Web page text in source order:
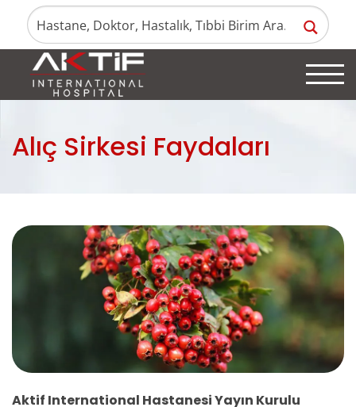
Alıç Sirkesi Faydaları
Aktif International Hastanesi Yayın Kurulu